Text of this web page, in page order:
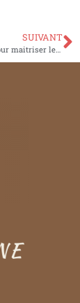
SUIVANT
Le guide complet pour maitriser les dimensions de bacs gastronormes